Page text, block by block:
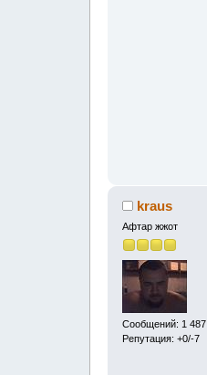
kraus
Афтар жжот
Сообщений: 1 487
Репутация: +0/-7